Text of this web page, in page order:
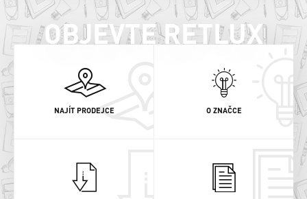
OBJEVTE RETLUX
NAJÍT PRODEJCE O ZNAČCE